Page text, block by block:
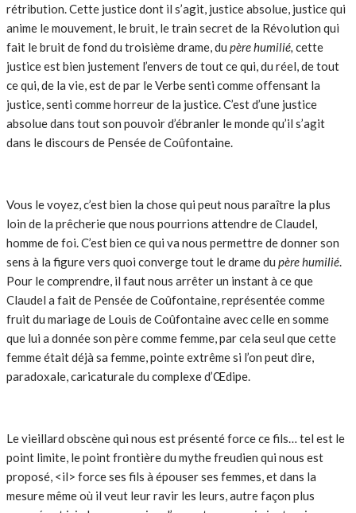
rétribution. Cette justice dont il s’agit, justice absolue, justice qui
anime le mouvement, le bruit, le train secret de la Révolution qui
fait le bruit de fond du troisième drame, du père humilié, cette
justice est bien justement l’envers de tout ce qui, du réel, de tout
ce qui, de la vie, est de par le Verbe senti comme offensant la
justice, senti comme horreur de la justice. C’est d’une justice
absolue dans tout son pouvoir d’ébranler le monde qu’il s’agit
dans le discours de Pensée de Coûfontaine.
Vous le voyez, c’est bien la chose qui peut nous paraître la plus
loin de la prêcherie que nous pourrions attendre de Claudel,
homme de foi. C’est bien ce qui va nous permettre de donner son
sens à la figure vers quoi converge tout le drame du père humilié.
Pour le comprendre, il faut nous arrêter un instant à ce que
Claudel a fait de Pensée de Coûfontaine, représentée comme
fruit du mariage de Louis de Coûfontaine avec celle en somme
que lui a donnée son père comme femme, par cela seul que cette
femme était déjà sa femme, pointe extrême si l’on peut dire,
paradoxale, caricaturale du complexe d’Œdipe.
Le vieillard obscène qui nous est présenté force ce fils… tel est le
point limite, le point frontière du mythe freudien qui nous est
proposé, <il> force ses fils à épouser ses femmes, et dans la
mesure même où il veut leur ravir les leurs, autre façon plus